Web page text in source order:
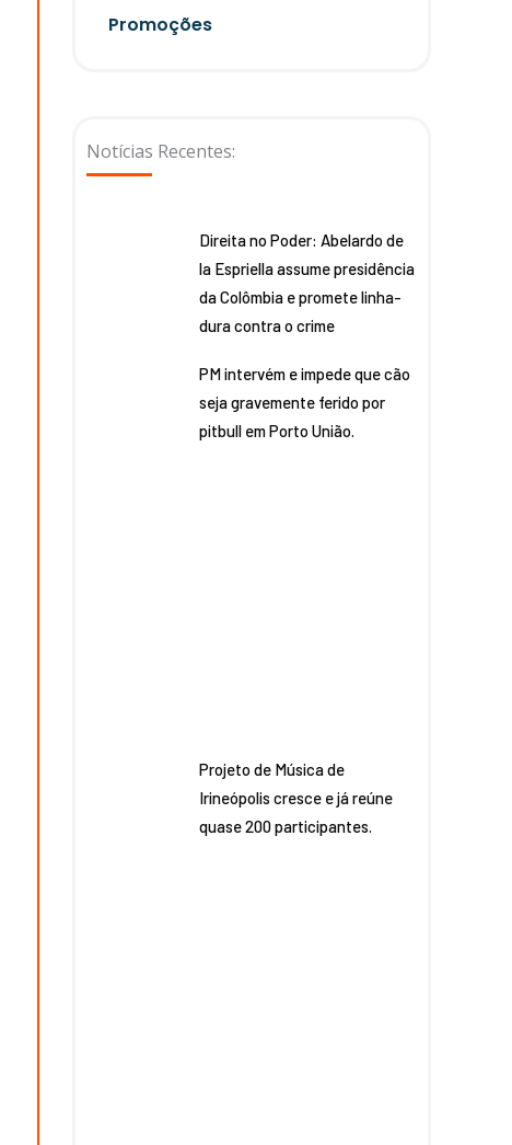
Promoções
Notícias Recentes:
Direita no Poder: Abelardo de
la Espriella assume presidência
da Colômbia e promete linha-
dura contra o crime
PM intervém e impede que cão
seja gravemente ferido por
pitbull em Porto União.
Projeto de Música de
Irineópolis cresce e já reúne
quase 200 participantes.